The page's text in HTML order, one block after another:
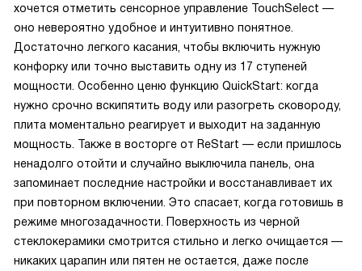
хочется отметить сенсорное управление TouchSelect —
оно невероятно удобное и интуитивно понятное.
Достаточно легкого касания, чтобы включить нужную
конфорку или точно выставить одну из 17 ступеней
мощности. Особенно ценю функцию QuickStart: когда
нужно срочно вскипятить воду или разогреть сковороду,
плита моментально реагирует и выходит на заданную
мощность. Также в восторге от ReStart — если пришлось
ненадолго отойти и случайно выключила панель, она
запоминает последние настройки и восстанавливает их
при повторном включении. Это спасает, когда готовишь в
режиме многозадачности. Поверхность из черной
стеклокерамики смотрится стильно и легко очищается —
никаких царапин или пятен не остается, даже после